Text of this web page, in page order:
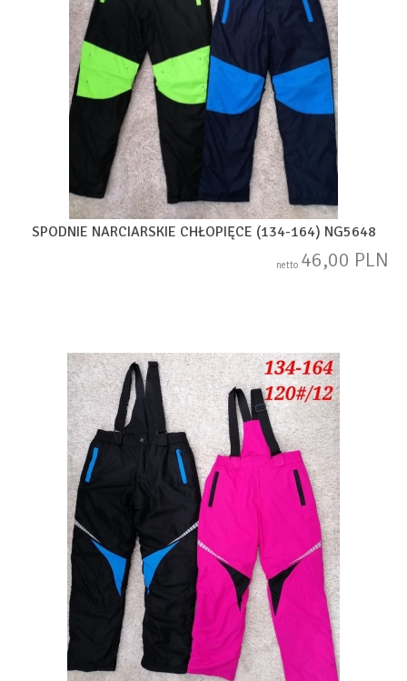
SPODNIE NARCIARSKIE CHŁOPIĘCE (134-164) NG5648
netto 46,00 PLN